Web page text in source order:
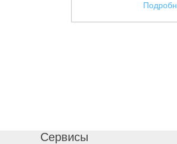
Сервисы